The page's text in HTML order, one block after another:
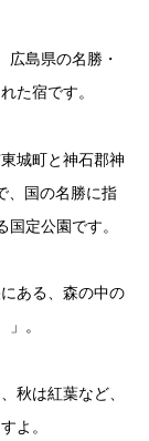
広島県の名勝・
た宿です。
城町と神石郡神
、国の名勝に指
定公園です。
ある、森の中の
。
秋は紅葉など、
よ。